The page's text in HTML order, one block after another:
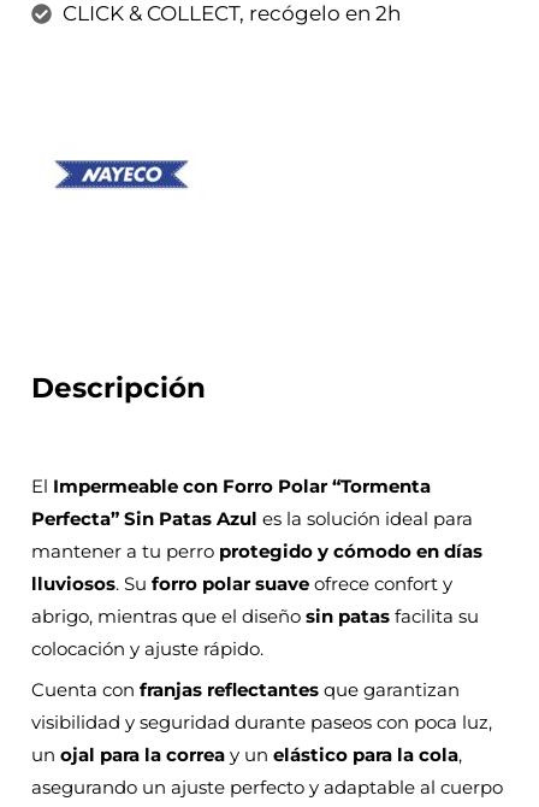
CLICK & COLLECT, recógelo en 2h
Descripción
El Impermeable con Forro Polar “Tormenta
Perfecta” Sin Patas Azul es la solución ideal para
mantener a tu perro protegido y cómodo en días
lluviosos. Suforro polar suave ofrece confort y
abrigo, mientras que el diseñosin patas facilita su
colocación y ajuste rápido.
Cuenta confranjas reflectantes que garantizan
visibilidad y seguridad durante paseos con poca luz,
unojal para la correa y unelástico para la cola,
asegurando un ajuste perfecto y adaptable al cuerpo